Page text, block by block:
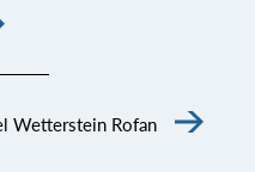
Wetterstein Rofan